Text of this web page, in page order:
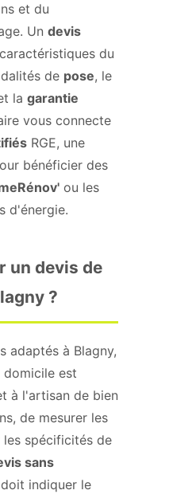
et du
Un devis
du
de pose, le
la garantie
vous connecte
RGE, une
bénéficier des
ou les
d'énergie.
un devis de
?
adaptés à Blagny,
domicile est
à l'artisan de bien
de mesurer les
spécificités de
sans
indiquer le